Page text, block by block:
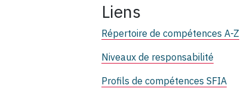
Liens
Répertoire de compétences A-Z
Niveaux de responsabilité
Profils de compétences SFIA